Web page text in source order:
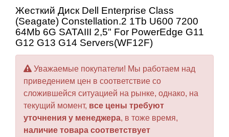
Жесткий Диск Dell Enterprise Class
(Seagate) Constellation.2 1Tb U600 7200
64Mb 6G SATAIII 2,5" For PowerEdge G11
G12 G13 G14 Servers(WF12F)
Уважаемые покупатели! Мы работаем над
приведением цен в соответствие со
сложившейся ситуацией на рынке, однако, на
текущий момент, все цены требуют
уточнения у менеджера, в тоже время,
наличие товара соответствует